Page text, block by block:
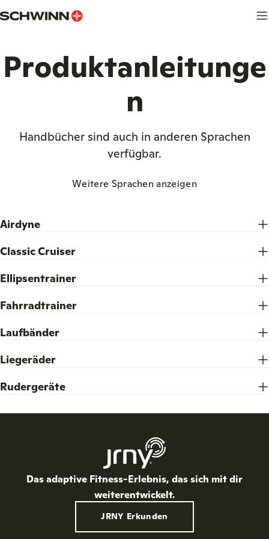
Inhalt
Produktanleitunge
n
Handbücher sind auch in anderen Sprachen
verfügbar.
Weitere Sprachen anzeigen
Airdyne
Classic Cruiser
Ellipsentrainer
Fahrradtrainer
Laufbänder
Liegeräder
Rudergeräte
Das adaptive Fitness-Erlebnis, das sich mit dir
weiterentwickelt.
JRNY Erkunden